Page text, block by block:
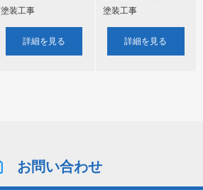
塗装工事
詳細を見る
塗装工事
詳細を見る
お問い合わせ